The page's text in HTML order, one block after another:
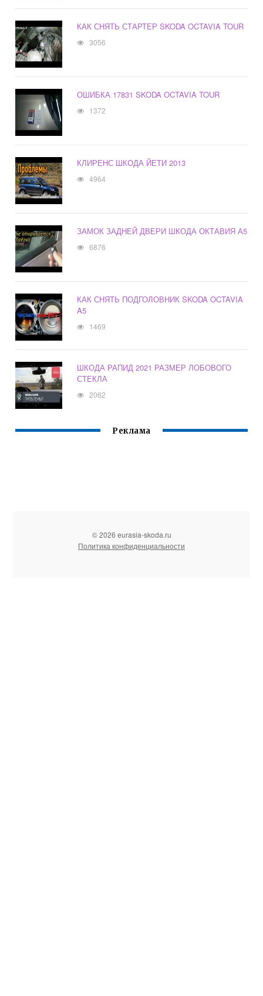
КАК СНЯТЬ СТАРТЕР SKODA OCTAVIA TOUR
3056
ОШИБКА 17831 SKODA OCTAVIA TOUR
1372
КЛИРЕНС ШКОДА ЙЕТИ 2013
4964
ЗАМОК ЗАДНЕЙ ДВЕРИ ШКОДА ОКТАВИЯ А5
6876
КАК СНЯТЬ ПОДГОЛОВНИК SKODA OCTAVIA
A5
1469
ШКОДА РАПИД 2021 РАЗМЕР ЛОБОВОГО
СТЕКЛА
2062
Реклама
© 2026 eurasia-skoda.ru
Политика конфиденциальности